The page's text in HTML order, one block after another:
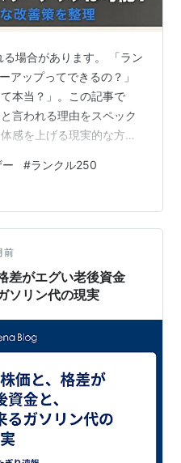
場合があります。 「ラン
アップってできるの？」
本当？」。この記事で
言われる理由をスペック
感を上げる現実的な方法
は改善できますが、ディ
けではありません。だか
ンは足りるのか」を先に
めの近道になります。数
見ていきましょう。 ラン
ワーアップと…
#ランクル250
前
差がエグい老後資金
ソリン代の現実